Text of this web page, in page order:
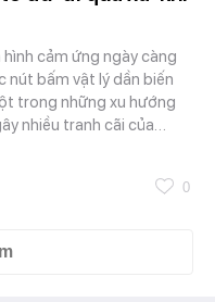
hình cảm ứng ngày càng
nút bấm vật lý dần biến
trong những xu hướng
nhiều tranh cãi của…
0